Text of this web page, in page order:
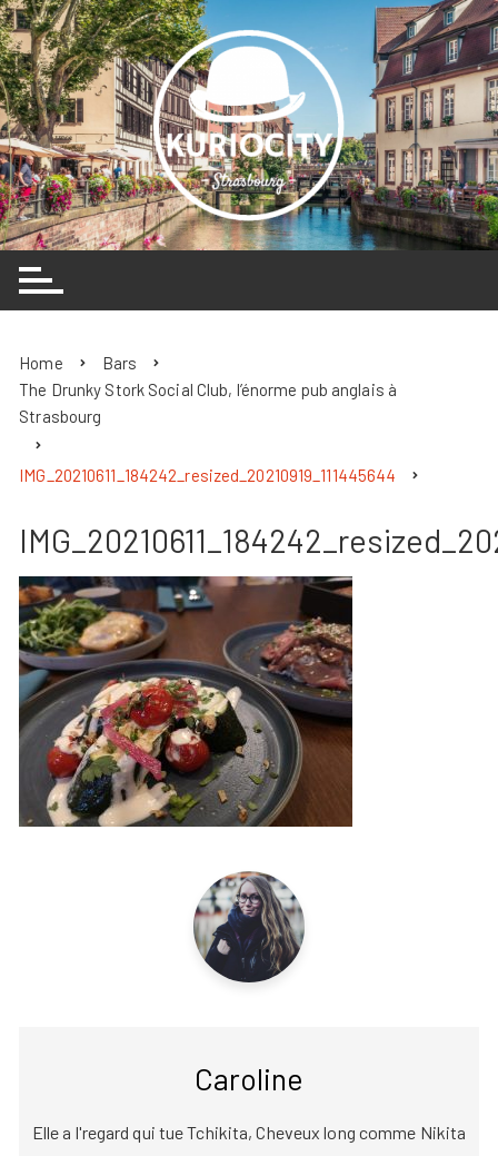
Skip
to
content
Home
Bars
The Drunky Stork Social Club, l’énorme pub anglais à
Strasbourg
IMG_20210611_184242_resized_20210919_111445644
Caroline
Elle a l'regard qui tue Tchikita, Cheveux long comme Nikita